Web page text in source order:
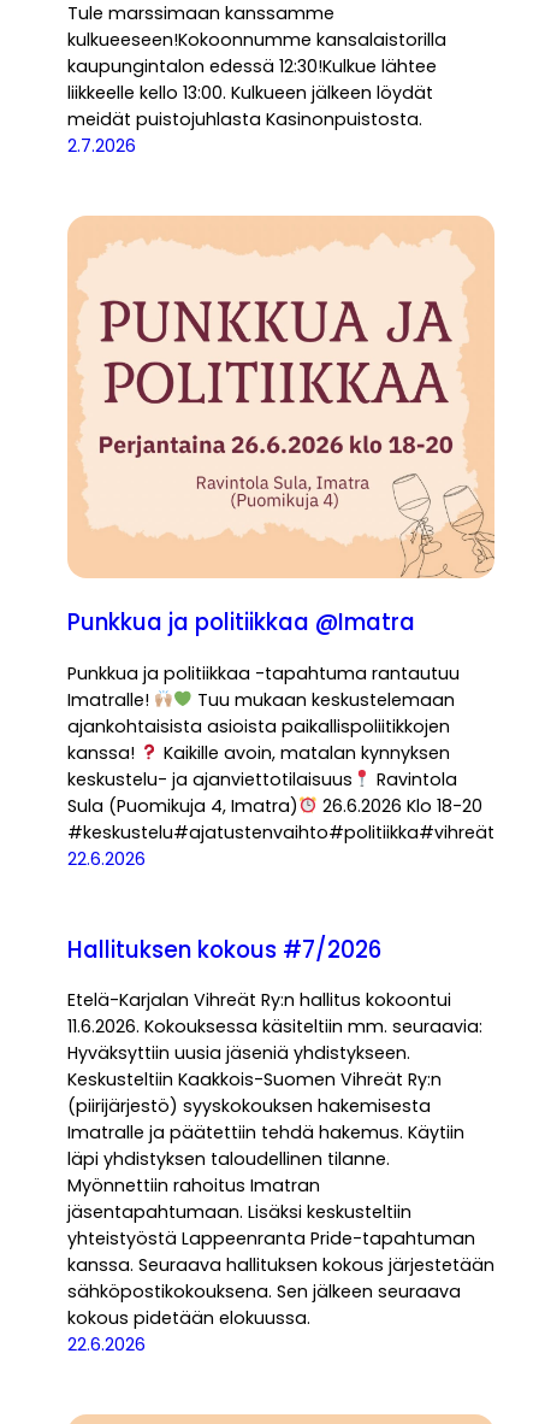
Tule marssimaan kanssamme
kulkueeseen!Kokoonnumme kansalaistorilla
kaupungintalon edessä 12:30!Kulkue lähtee
liikkeelle kello 13:00. Kulkueen jälkeen löydät
meidät puistojuhlasta Kasinonpuistosta.
2.7.2026
Punkkua ja politiikkaa @Imatra
Punkkua ja politiikkaa -tapahtuma rantautuu
Imatralle!
Tuu mukaan keskustelemaan
ajankohtaisista asioista paikallispoliitikkojen
kanssa!
Kaikille avoin, matalan kynnyksen
keskustelu- ja ajanviettotilaisuus
Ravintola
Sula (Puomikuja 4, Imatra)
26.6.2026 Klo 18-20
#keskustelu#ajatustenvaihto#politiikka#vihreät
22.6.2026
Hallituksen kokous #7/2026
Etelä-Karjalan Vihreät Ry:n hallitus kokoontui
11.6.2026. Kokouksessa käsiteltiin mm. seuraavia:
Hyväksyttiin uusia jäseniä yhdistykseen.
Keskusteltiin Kaakkois-Suomen Vihreät Ry:n
(piirijärjestö) syyskokouksen hakemisesta
Imatralle ja päätettiin tehdä hakemus. Käytiin
läpi yhdistyksen taloudellinen tilanne.
Myönnettiin rahoitus Imatran
jäsentapahtumaan. Lisäksi keskusteltiin
yhteistyöstä Lappeenranta Pride-tapahtuman
kanssa. Seuraava hallituksen kokous järjestetään
sähköpostikokouksena. Sen jälkeen seuraava
kokous pidetään elokuussa.
22.6.2026